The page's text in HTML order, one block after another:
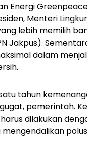
Energi
Menteri
lebih memilih
Jakpus).
dalam
tahun
pemerintah.
dilakukan